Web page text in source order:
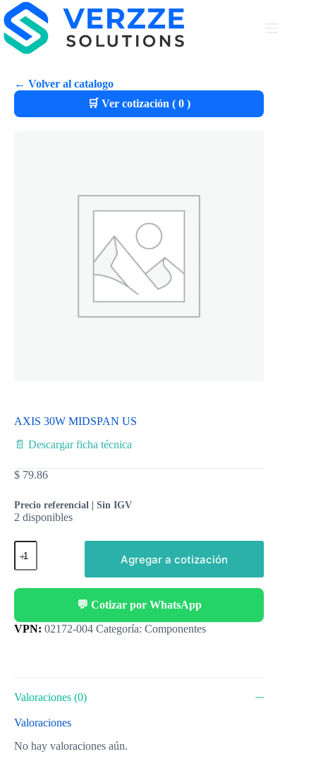
← Volver al catalogo
🛒 Ver cotización ( 0)
AXIS 30W MIDSPAN US
📄 Descargar ficha técnica
$ 79.86
Precio referencial | Sin IGV
2 disponibles
Agregar a cotización
💬 Cotizar por WhatsApp
Categoría: Componentes
Valoraciones (0)
Valoraciones
No hay valoraciones aún.